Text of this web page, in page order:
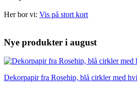
Her bor vi: Vis på stort kort
Nye produkter i august
Dekorpapir fra Rosehip, blå cirkler med